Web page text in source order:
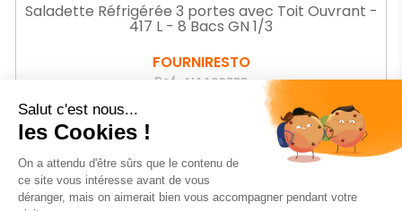
Saladette Réfrigérée 3 portes avec Toit Ouvrant -
417 L - 8 Bacs GN 1/3
FOURNIRESTO
Ref. AIAAS37PP
-5%
Prix
Prix
de
1 906,67 € HT